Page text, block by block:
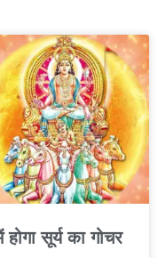
सूर्य का गोचर